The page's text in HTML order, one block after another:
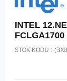
INTEL
STOK KODU